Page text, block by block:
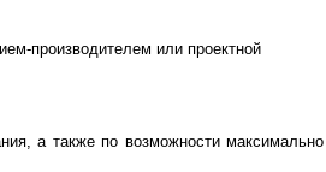
производителем или проектной
а также по возможности максимально